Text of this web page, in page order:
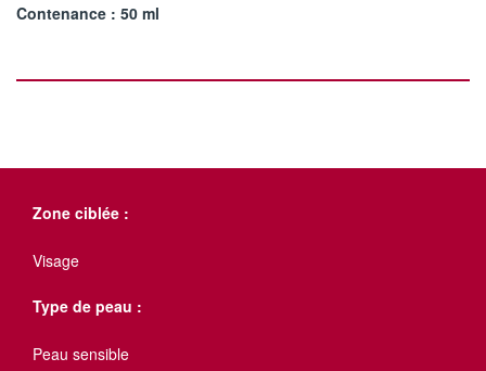
Contenance : 50 ml
Zone ciblée :
Visage
Type de peau :
Peau sensible